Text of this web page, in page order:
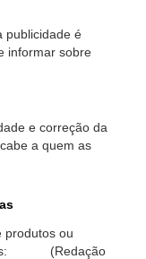
publicidade é
informar sobre
e correção da
a quem as
produtos ou
(Redação